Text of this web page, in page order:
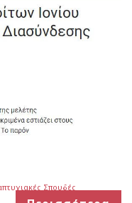
Σπουδές